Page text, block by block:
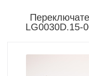
LG0030D.15-